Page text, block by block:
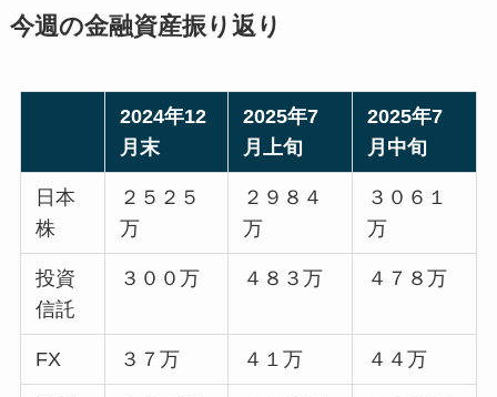
今週の金融資産振り返り
2024年12
月末
2025年7
月上旬
2025年7
月中旬
日本
株
２５２５
万
２９８４
万
３０６１
万
投資
信託
３００万 ４８３万 ４７８万
FX ３７万 ４１万 ４４万